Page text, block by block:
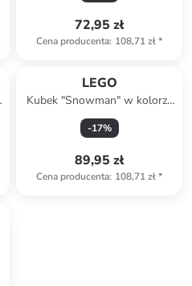
72,95 zł
Cena producenta: 108,71 zł*
LEGO
Kubek "Snowman" w kolorze
biało-czarnym - 530 ml
-17%
89,95 zł
Cena producenta: 108,71 zł*